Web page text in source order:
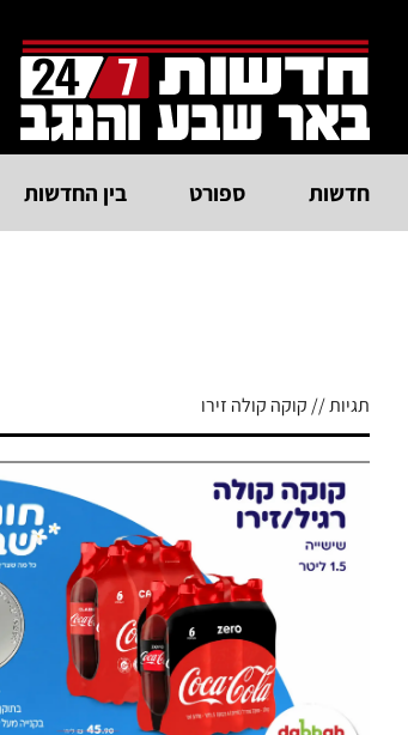
חדשות ספורט בין החדשות
תגיות // קוקה קולה זירו